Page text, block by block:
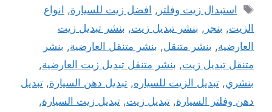
الوسوم
استبدال زيت وفلتر , افضل زيت للسيارة, انواع
الزيت, بنجر , بنشر تبديل زيت, بنشر تبديل زيت
العارضية, بنشر متنقل, بنشر متنقل العارضية, بنشر
متنقل تبديل زيت, بنشر متنقل تبديل زيت العارضية,
بنشري, تبديل الزيت للسياره, تبديل دهن السيارة, تبديل
دهن وفلتر السيارة, تبديل زيت, تبديل زيت السيارة,